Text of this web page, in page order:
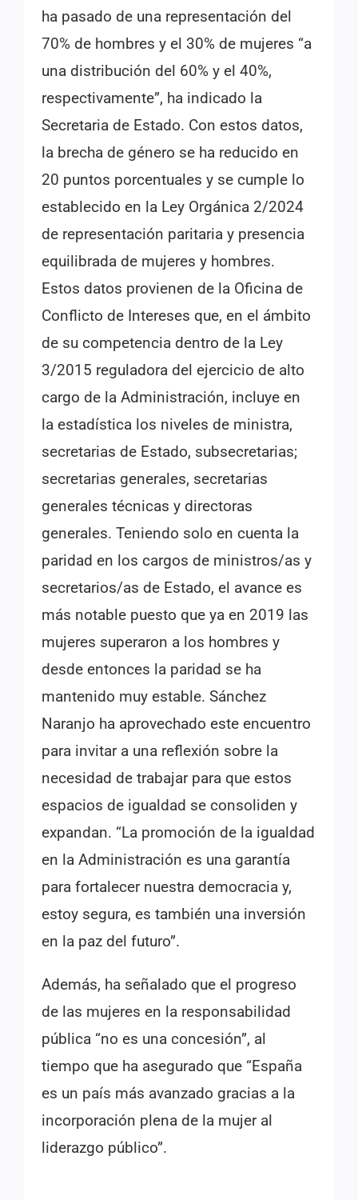
ha pasado de una representación del
70% de hombres y el 30% de mujeres “a
una distribución del 60% y el 40%,
respectivamente”, ha indicado la
Secretaria de Estado. Con estos datos,
la brecha de género se ha reducido en
20 puntos porcentuales y se cumple lo
establecido en la Ley Orgánica 2/2024
de representación paritaria y presencia
equilibrada de mujeres y hombres.
Estos datos provienen de la Oficina de
Conflicto de Intereses que, en el ámbito
de su competencia dentro de la Ley
3/2015 reguladora del ejercicio de alto
cargo de la Administración, incluye en
la estadística los niveles de ministra,
secretarias de Estado, subsecretarias;
secretarias generales, secretarias
generales técnicas y directoras
generales. Teniendo solo en cuenta la
paridad en los cargos de ministros/as y
secretarios/as de Estado, el avance es
más notable puesto que ya en 2019 las
mujeres superaron a los hombres y
desde entonces la paridad se ha
mantenido muy estable. Sánchez
Naranjo ha aprovechado este encuentro
para invitar a una reflexión sobre la
necesidad de trabajar para que estos
espacios de igualdad se consoliden y
expandan. “La promoción de la igualdad
en la Administración es una garantía
para fortalecer nuestra democracia y,
estoy segura, es también una inversión
en la paz del futuro”.
Además, ha señalado que el progreso
de las mujeres en la responsabilidad
pública “no es una concesión”, al
tiempo que ha asegurado que “España
es un país más avanzado gracias a la
incorporación plena de la mujer al
liderazgo público”.